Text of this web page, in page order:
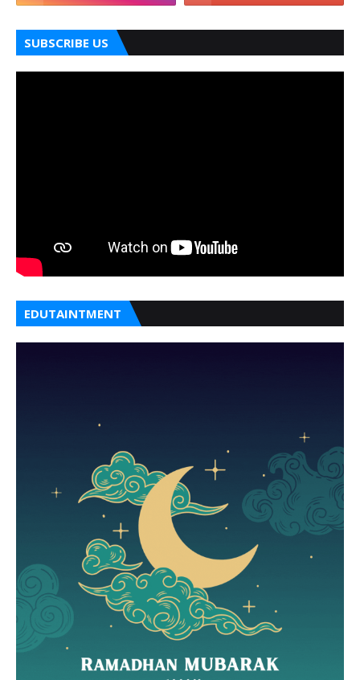
SUBSCRIBE US
EDUTAINTMENT